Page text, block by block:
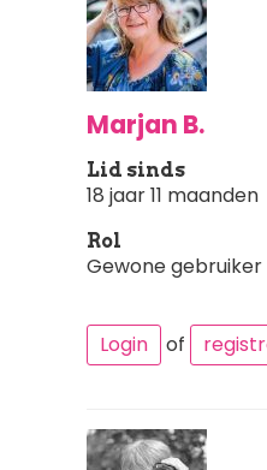
Marjan B.
Lid sinds
18 jaar 11 maanden
Rol
Gewone gebruiker
Login of